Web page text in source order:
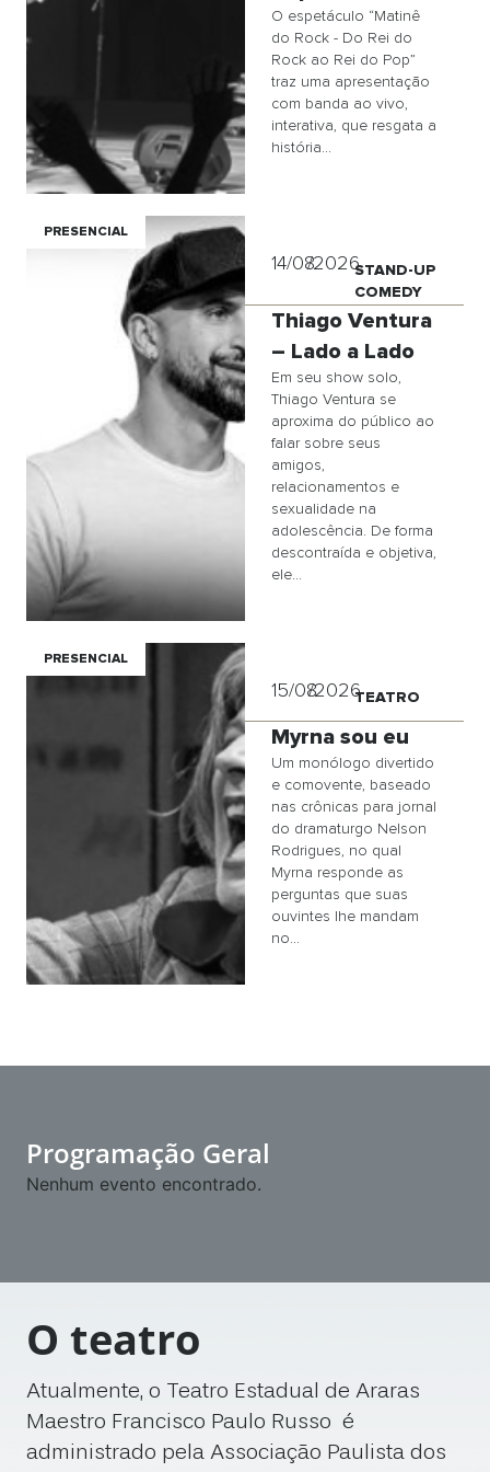
O espetáculo “Matinê
do Rock - Do Rei do
Rock ao Rei do Pop”
traz uma apresentação
com banda ao vivo,
interativa, que resgata a
história...
PRESENCIAL
14/08/2026STAND-UP
COMEDY
Thiago Ventura
– Lado a Lado
Em seu show solo,
Thiago Ventura se
aproxima do público ao
falar sobre seus
amigos,
relacionamentos e
sexualidade na
adolescência. De forma
descontraída e objetiva,
ele...
PRESENCIAL
15/08/2026TEATRO
Myrna sou eu
Um monólogo divertido
e comovente, baseado
nas crônicas para jornal
do dramaturgo Nelson
Rodrigues, no qual
Myrna responde as
perguntas que suas
ouvintes lhe mandam
no...
Programação Geral
Nenhum evento encontrado.
O teatro
Atualmente, o Teatro Estadual de Araras
Maestro Francisco Paulo Russo é
administrado pela Associação Paulista dos